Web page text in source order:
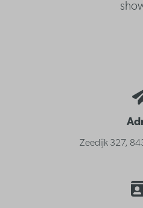
Zeedijk 327,